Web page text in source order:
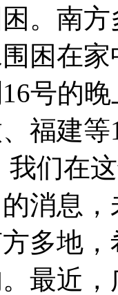
纲建议草案
夜将其击毙
打脚踢
。南
困在
号的
福建
我们在
消息
多地
最近